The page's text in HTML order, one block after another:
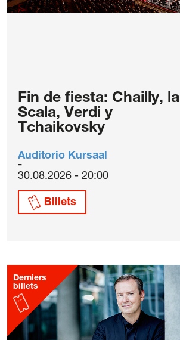
Fin de fiesta: Chailly, la
Scala, Verdi y
Tchaikovsky
Auditorio Kursaal
30.08.2026 - 20:00
Billets
Derniers
billets